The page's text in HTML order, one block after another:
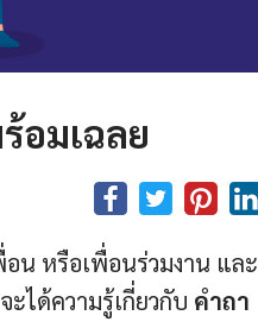
อมเฉลย
อน หรือเพื่อนร่วมงาน และ
ะได้ความรู้เกี่ยวกับ คำถา